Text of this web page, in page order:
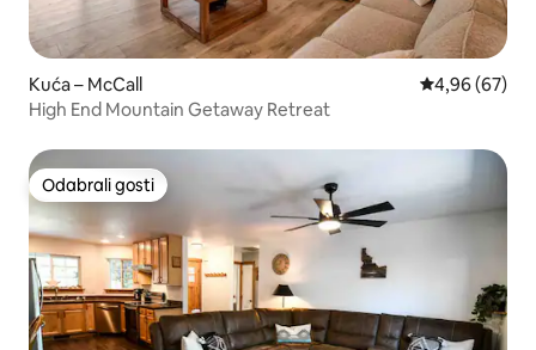
Kuća – McCall Prosječna
4,96 (67)
High End Mountain Getaway Retreat
Odabrali gosti
Odabrali gosti